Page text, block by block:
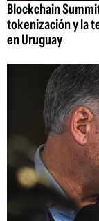
Blockchain
tokenización y la
en Uruguay